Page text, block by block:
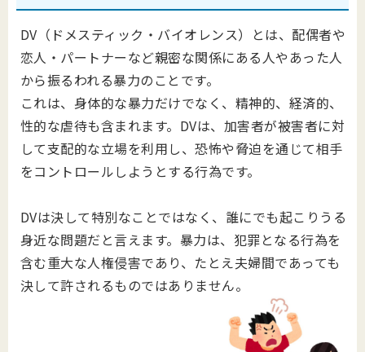
DV（ドメスティック・バイオレンス）とは、配偶者や
恋人・パートナーなど親密な関係にある人やあった人
から振るわれる暴力のことです。
これは、身体的な暴力だけでなく、精神的、経済的、
性的な虐待も含まれます。DVは、加害者が被害者に対
して支配的な立場を利用し、恐怖や脅迫を通じて相手
をコントロールしようとする行為です。
DVは決して特別なことではなく、誰にでも起こりうる
身近な問題だと言えます。暴力は、犯罪となる行為を
含む重大な人権侵害であり、たとえ夫婦間であっても
決して許されるものではありません。